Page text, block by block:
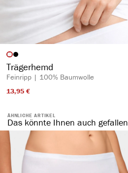
Artikelfarbe
Trägerhemd
Feinripp | 100% Baumwolle
13,95 €​
ÄHNLICHE ARTIKEL
Das könnte Ihnen auch gefallen